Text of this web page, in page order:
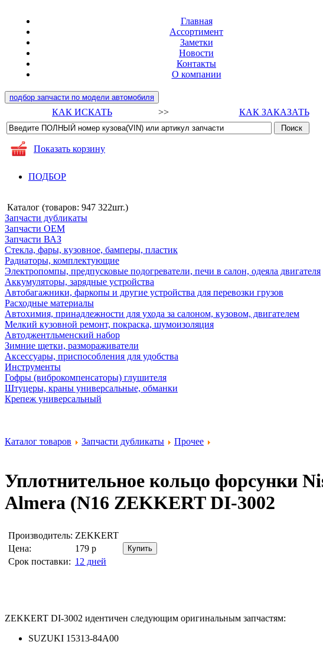
Главная
Ассортимент
Заметки
Новости
Контакты
О компании
подбор запчасти по модели автомобиля
КАК ИСКАТЬ >> КАК ЗАКАЗАТЬ
Показать корзину
ПОДБОР
Каталог (товаров: 947 322шт.)
Запчасти дубликаты
Запчасти ОЕМ
Запчасти ВАЗ
Стекла, фары, кузовное, бамперы, пластик
Радиаторы, комплектующие
Электропомпы, предпусковые подогреватели, печи в салон, одеяла двигателя
Аккумуляторы, зарядные устройства
Автобагажники, фаркопы и другие устройства для перевозки грузов
Расходные материалы
Автохимия, принадлежности для ухода за салоном, кузовом, двигателем
Мелкий кузовной ремонт, покраска, шумоизоляция
Автоджентльменский набор
Зимние щетки, размораживатели
Аксессуары, приспособления для удобства
Инструменты
Гофры (виброкомпенсаторы) глушителя
Штуцеры, краны универсальные, обманки
Крепеж универсальный
Каталог товаров Запчасти дубликаты Прочее
Уплотнительное кольцо форсунки
Almera (N16 ZEKKERT DI-3002
Производитель: ZEKKERT
Цена:
179 р
Срок поставки: 12 дней
ZEKKERT DI-3002 идентичен следующим оригинальным запчастям:
SUZUKI 15313-84A00